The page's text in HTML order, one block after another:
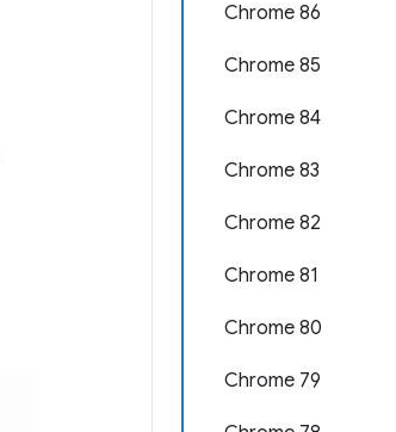
Chrome 86
Chrome 85
Chrome 84
Chrome 83
Chrome 82
Chrome 81
Chrome 80
Chrome 79